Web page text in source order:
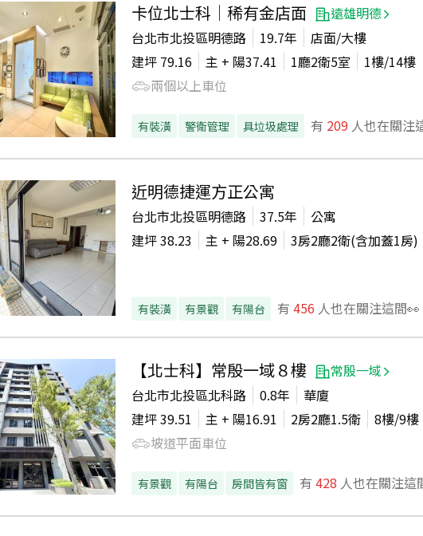
卡位北士科｜稀有金店面
遠雄明德
台北市北投區明德路
19.7年
店面/大樓
建坪 79.16 主 + 陽37.41 1廳2衛5室 1樓/14樓
兩個以上車位
有裝潢 警衛管理 具垃圾處理 有 209 人也在關注
近明德捷運方正公寓
台北市北投區明德路 37.5年
公寓
建坪38.23 主 + 陽28.69 3房2廳2衛(含加蓋1房)
有裝潢 有景觀 有陽台 有 456 人也在關注這間👀
【北士科】常殷一域８樓
常殷一域
台北市北投區北科路
0.8年
華廈
建坪39.51 主 + 陽16.91 2房2廳1.5衛 8樓/9樓
坡道平面車位
有景觀 有陽台 房間皆有窗 有 428 人也在關注這